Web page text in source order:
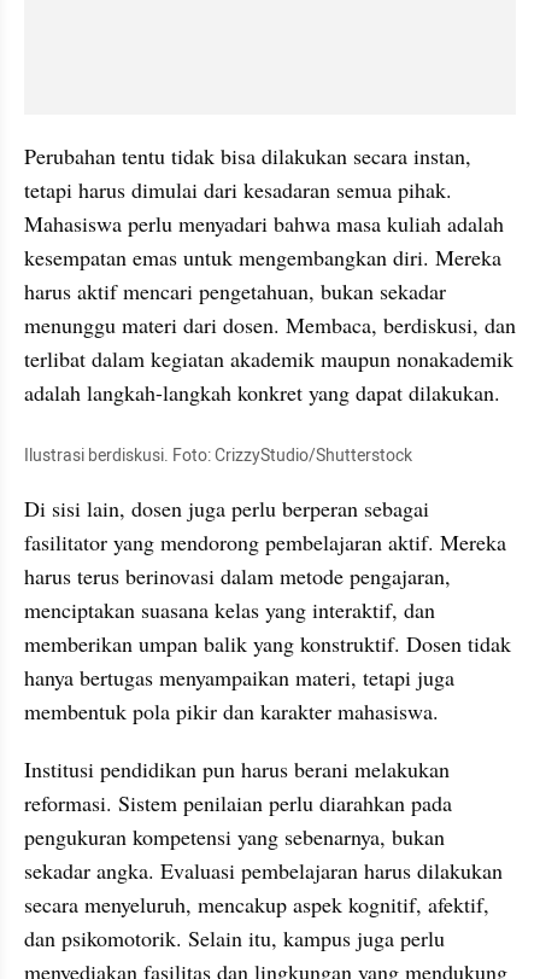
Perubahan tentu tidak bisa dilakukan secara instan,
tetapi harus dimulai dari kesadaran semua pihak.
Mahasiswa perlu menyadari bahwa masa kuliah adalah
kesempatan emas untuk mengembangkan diri. Mereka
harus aktif mencari pengetahuan, bukan sekadar
menunggu materi dari dosen. Membaca, berdiskusi, dan
terlibat dalam kegiatan akademik maupun nonakademik
adalah langkah-langkah konkret yang dapat dilakukan.
Ilustrasi berdiskusi. Foto: CrizzyStudio/Shutterstock
Di sisi lain, dosen juga perlu berperan sebagai
fasilitator yang mendorong pembelajaran aktif. Mereka
harus terus berinovasi dalam metode pengajaran,
menciptakan suasana kelas yang interaktif, dan
memberikan umpan balik yang konstruktif. Dosen tidak
hanya bertugas menyampaikan materi, tetapi juga
membentuk pola pikir dan karakter mahasiswa.
Institusi pendidikan pun harus berani melakukan
reformasi. Sistem penilaian perlu diarahkan pada
pengukuran kompetensi yang sebenarnya, bukan
sekadar angka. Evaluasi pembelajaran harus dilakukan
secara menyeluruh, mencakup aspek kognitif, afektif,
dan psikomotorik. Selain itu, kampus juga perlu
menyediakan fasilitas dan lingkungan yang mendukung